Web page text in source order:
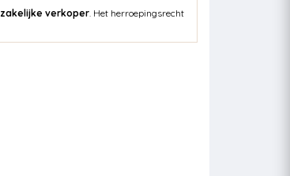
zakelijke verkoper. Het herroepingsrecht